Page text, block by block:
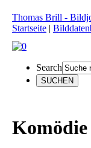
Thomas Brill -
Startseite |
Search